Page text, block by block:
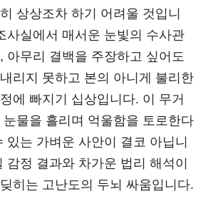
상상조차 하기 어려울 것입니
사실에서 매서운 눈빛의 수사관
아무리 결백을 주장하고 싶어도
리지 못하고 본의 아니게 불리한
에 빠지기 십상입니다. 이 무거
물을 흘리며 억울함을 토로한다
있는 가벼운 사안이 결코 아닙니
감정 결과와 차가운 법리 해석이
히는 고난도의 두뇌 싸움입니다.